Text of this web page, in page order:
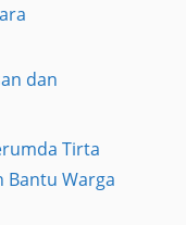
dan
Tirta
Bantu Warga